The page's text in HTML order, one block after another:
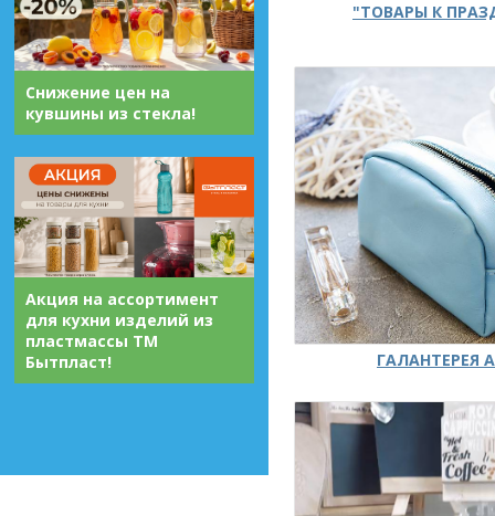
Снижение цен на
кувшины из стекла!
Акция на ассортимент
для кухни изделий из
пластмассы ТМ
Бытпласт!
"ТОВАРЫ К
ГАЛАНТЕРЕЯ